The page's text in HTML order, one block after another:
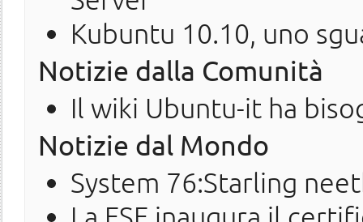
Kubuntu 10.10, uno
Notizie dalla Comunità
Il wiki Ubuntu-it ha
Notizie dal Mondo
System 76:Starling